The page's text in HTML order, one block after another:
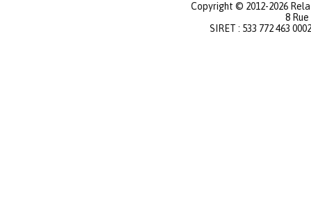
Copyright © 2012-2026
8
SIRET : 533 772 463